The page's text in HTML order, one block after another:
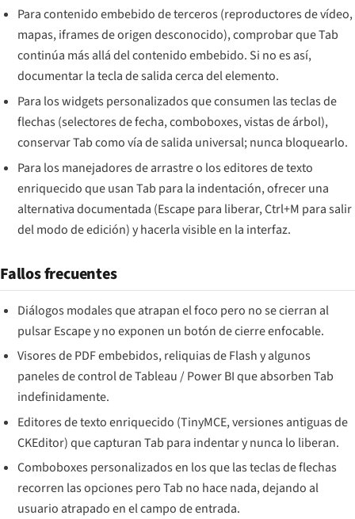
Para contenido embebido de terceros (reproductores de vídeo,
mapas, iframes de origen desconocido), comprobar que Tab
continúa más allá del contenido embebido. Si no es así,
documentar la tecla de salida cerca del elemento.
Para los widgets personalizados que consumen las teclas de
flechas (selectores de fecha, comboboxes, vistas de árbol),
conservar Tab como vía de salida universal; nunca bloquearlo.
Para los manejadores de arrastre o los editores de texto
enriquecido que usan Tab para la indentación, ofrecer una
alternativa documentada (Escape para liberar, Ctrl+M para salir
del modo de edición) y hacerla visible en la interfaz.
Fallos frecuentes
Diálogos modales que atrapan el foco pero no se cierran al
pulsar Escape y no exponen un botón de cierre enfocable.
Visores de PDF embebidos, reliquias de Flash y algunos
paneles de control de Tableau / Power BI que absorben Tab
indefinidamente.
Editores de texto enriquecido (TinyMCE, versiones antiguas de
CKEditor) que capturan Tab para indentar y nunca lo liberan.
Comboboxes personalizados en los que las teclas de flechas
recorren las opciones pero Tab no hace nada, dejando al
usuario atrapado en el campo de entrada.